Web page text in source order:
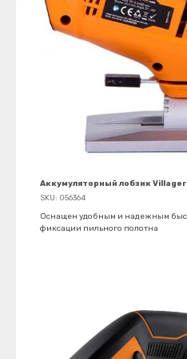
Аккумуляторный лобзик Villager
SKU: 056364
Оснащен удобным и надежным
фиксации пильного полотна